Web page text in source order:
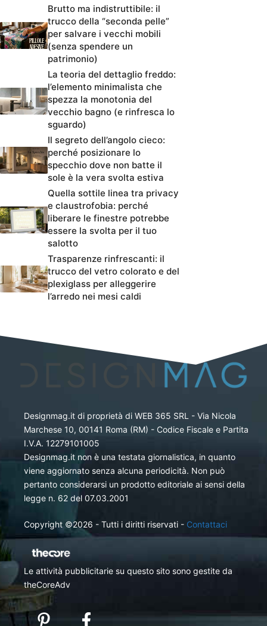
Brutto ma indistruttibile: il
trucco della “seconda pelle”
per salvare i vecchi mobili
(senza spendere un
patrimonio)
La teoria del dettaglio freddo:
l’elemento minimalista che
spezza la monotonia del
vecchio bagno (e rinfresca lo
sguardo)
Il segreto dell’angolo cieco:
perché posizionare lo
specchio dove non batte il
sole è la vera svolta estiva
Quella sottile linea tra privacy
e claustrofobia: perché
liberare le finestre potrebbe
essere la svolta per il tuo
salotto
Trasparenze rinfrescanti: il
trucco del vetro colorato e del
plexiglass per alleggerire
l’arredo nei mesi caldi
Designmag.it di proprietà di WEB 365 SRL - Via Nicola
Marchese 10, 00141 Roma (RM) - Codice Fiscale e Partita
I.V.A. 12279101005
Designmag.it non è una testata giornalistica, in quanto
viene aggiornato senza alcuna periodicità. Non può
pertanto considerarsi un prodotto editoriale ai sensi della
legge n. 62 del 07.03.2001
Copyright ©2026 - Tutti i diritti riservati - Contattaci
Le attività pubblicitarie su questo sito sono gestite da
theCoreAdv